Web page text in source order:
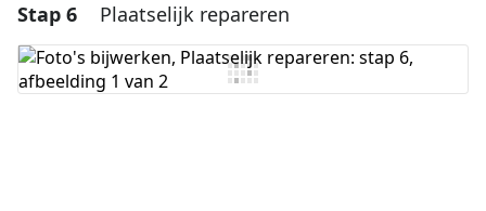
Voeg een opmerking toe
Voeg opmerking toe
Stap 6 Plaatselijk repareren